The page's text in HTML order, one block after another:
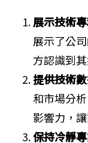
展示技術
展示了公
方認識到
提供技術
和市場分
影響力，
保持冷靜